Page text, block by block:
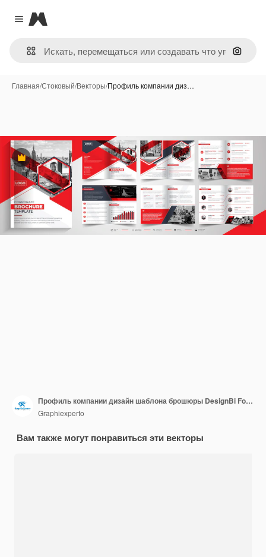
Close menu
Magnific
Поиск
Главная/Стоковый/Векторы/Профиль компании диз…
Премиум
Профиль компании дизайн шаблона брошюры DesignBi Fold Brochure Каталог годовой отчет Дизайн
Graphiexperto
Вам также могут понравиться эти векторы